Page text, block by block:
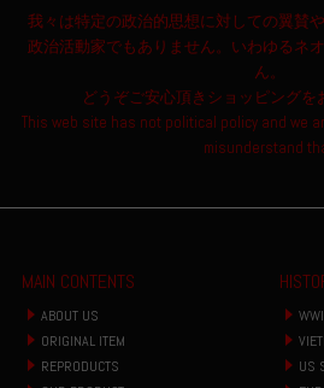
我々は特定の政治的思想に対しての翼賛
政治活動家でもありません。いわゆるネ
ん。
どうぞご安心頂きショッピングを
This web site has not political policy and we
misunderstand
MAIN CONTENTS
ABOUT US
ORIGINAL ITEM
REPRODUCTS
US